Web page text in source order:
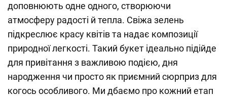
доповнюють одне одного, створюючи
атмосферу радості й тепла. Свіжа зелень
підкреслює красу квітів та надає композиції
природної легкості. Такий букет ідеально підійде
для привітання з важливою подією, дня
народження чи просто як приємний сюрприз для
когось особливого. Ми дбаємо про кожний етап